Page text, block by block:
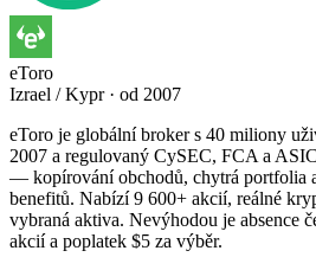
eToro
Izrael / Kypr · od 2007
eToro je globální broker s 40 miliony
2007 a regulovaný CySEC, FCA a
— kopírování obchodů, chytrá portfolia
benefitů. Nabízí 9 600+ akcií, reálné
vybraná aktiva. Nevýhodou je absence
akcií a poplatek $5 za výběr.